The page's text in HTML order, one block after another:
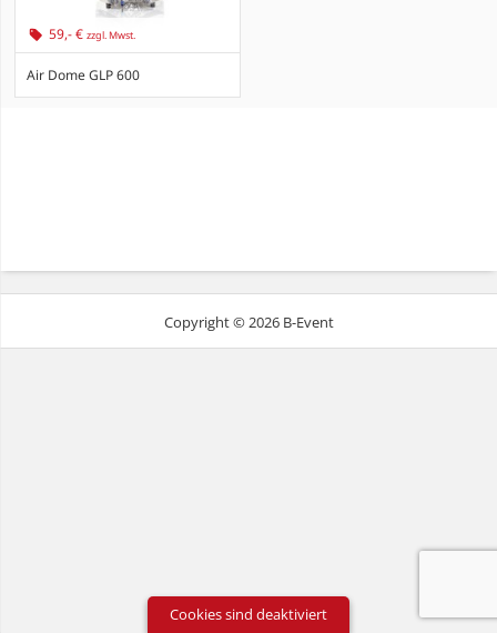
Air Dome GLP 600
59,- €zzgl. Mwst.
Copyright © 2026 B-Event
Cookies sind deaktiviert